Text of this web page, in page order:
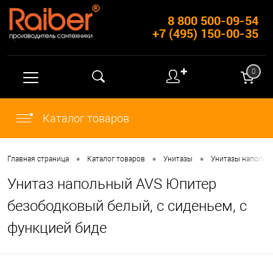
8 800 500-09-54
+7 (495) 150-00-35
✚ 0
Каталог товаров
Главная страница • Каталог товаров • Унитазы • Унитазы
Унитаз напольный AVS Юпитер
безободковый белый, с сиденьем, с
функцией биде